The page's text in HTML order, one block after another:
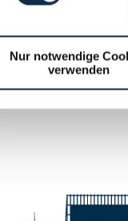
Nur notwendige
verwenden